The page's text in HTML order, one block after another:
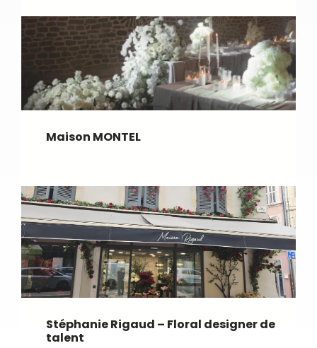
Maison MONTEL
Stéphanie Rigaud – Floral designer de
talent